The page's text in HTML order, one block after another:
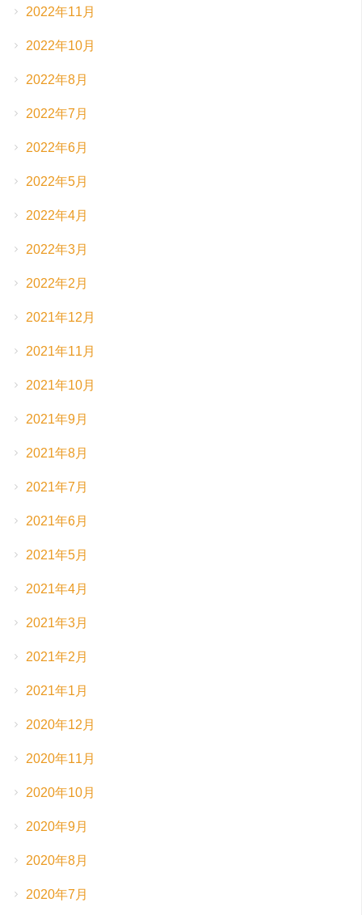
2022年11月
2022年10月
2022年8月
2022年7月
2022年6月
2022年5月
2022年4月
2022年3月
2022年2月
2021年12月
2021年11月
2021年10月
2021年9月
2021年8月
2021年7月
2021年6月
2021年5月
2021年4月
2021年3月
2021年2月
2021年1月
2020年12月
2020年11月
2020年10月
2020年9月
2020年8月
2020年7月